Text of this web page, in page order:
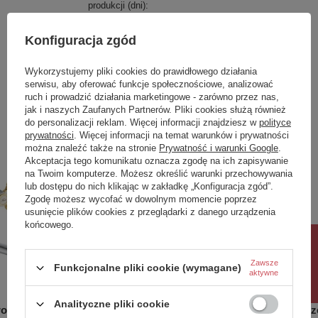
Wystarczy obrót o 90 stopni, aby otworzyć zawór
Właściwości
Marka
SAPHO
Seria
ANTEA
Szerokość
500 mm
Wysokość
220 mm
Kolor
Nikiel
Materiał
Mosiądz
Kształt
Retro
Instalacja
Na brzeg wanny
produkcji (dni):
Zobacz również
Poprzedni z tej kategorii
złoto
ANTEA bateria wannowa ścienna ,
ANTEA
Następny z tej kategorii
Konfiguracja zgód
Wykorzystujemy pliki cookies do prawidłowego działania
serwisu, aby oferować funkcje społecznościowe, analizować
ruch i prowadzić działania marketingowe - zarówno przez nas,
jak i naszych Zaufanych Partnerów. Pliki cookies służą również
do personalizacji reklam. Więcej informacji znajdziesz w polityce
prywatności . Więcej informacji na temat warunków i prywatności
można znaleźć także na stronie Prywatność i warunki Google
Akceptacja tego komunikatu oznacza zgodę na ich zapisywanie
na Twoim komputerze. Możesz określić warunki przechowywania
lub dostępu do nich klikając w zakładkę „Konfiguracja zgód”.
Zgodę możesz wycofać w dowolnym momencie poprzez
usunięcie plików cookies z przeglądarki z danego urządzenia
końcowego.
Funkcjonalne pliki cookie (wymagane)
Zawsze
aktywne
Analityczne pliki cookie